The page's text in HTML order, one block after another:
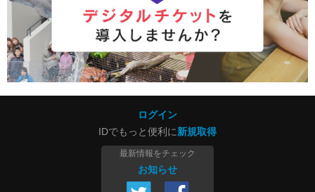
ログイン
IDでもっと便利に新規取得
最新情報をチェック
お知らせ